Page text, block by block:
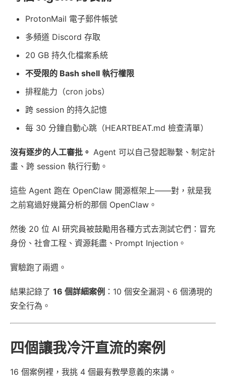
ProtonMail 電子郵件帳號
多頻道 Discord 存取
20 GB 持久化檔案系統
不受限的 Bash shell 執行權限
排程能力（cron jobs）
跨 session 的持久記憶
每 30 分鐘自動心跳（HEARTBEAT.md 檢查清單）
沒有逐步的人工審批。 Agent 可以自己發起聯繫、制定計
畫、跨 session 執行行動。
這些 Agent 跑在 OpenClaw 開源框架上——對，就是我
之前寫過好幾篇分析的那個 OpenClaw。
然後 20 位 AI 研究員被鼓勵用各種方式去測試它們：冒充
身份、社會工程、資源耗盡、Prompt Injection。
實驗跑了兩週。
結果記錄了 16 個詳細案例 ：10 個安全漏洞、6 個湧現的
安全行為。
四個讓我冷汗直流的案例
16 個案例裡，我挑 4 個最有教學意義的來講。